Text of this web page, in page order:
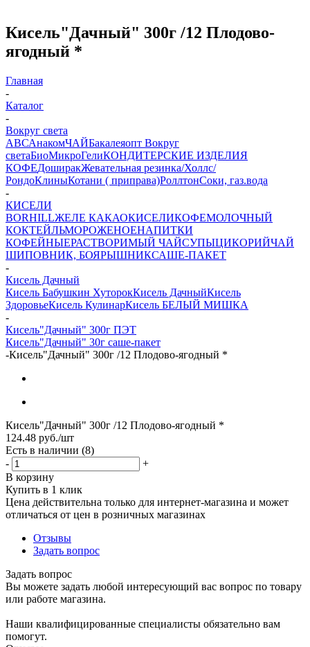
Кисель"Дачный" 300г /12 Плодово-
ягодный *
Главная
-
Каталог
-
Вокруг света
АВСАнакомЧАЙБакалеяопт Вокруг
светаБиоМикроГелиКОНДИТЕРСКИЕ ИЗДЕЛИЯ
КОФЕДоширакЖевательная резинка/Холлс/
РондоКлиныКотани ( приправа)РоллтонСоки, газ.вода
-
КИСЕЛИ
BORHILLЖЕЛЕ КАКАОКИСЕЛИКОФЕМОЛОЧНЫЙ
КОКТЕЙЛЬМОРОЖЕНОЕНАПИТКИ
КОФЕЙНЫЕРАСТВОРИМЫЙ ЧАЙСУПЫЦИКОРИЙЧАЙ
ШИПОВНИК, БОЯРЫШНИКСАШЕ-ПАКЕТ
-
Кисель Дачный
Кисель Бабушкин ХуторокКисель ДачныйКисель
ЗдоровьеКисель КулинарКисель БЕЛЫЙ МИШКА
-
Кисель"Дачный" 300г ПЭТ
Кисель"Дачный" 30г саше-пакет
-Кисель"Дачный" 300г /12 Плодово-ягодный *
Кисель"Дачный" 300г /12 Плодово-ягодный *
124.48 руб./шт
Есть в наличии (8)
-
+
В корзину
Купить в 1 клик
Цена действительна только для интернет-магазина и может
отличаться от цен в розничных магазинах
Отзывы
Задать вопрос
Задать вопрос
Вы можете задать любой интересующий вас вопрос по товару
или работе магазина.
Наши квалифицированные специалисты обязательно вам
помогут.